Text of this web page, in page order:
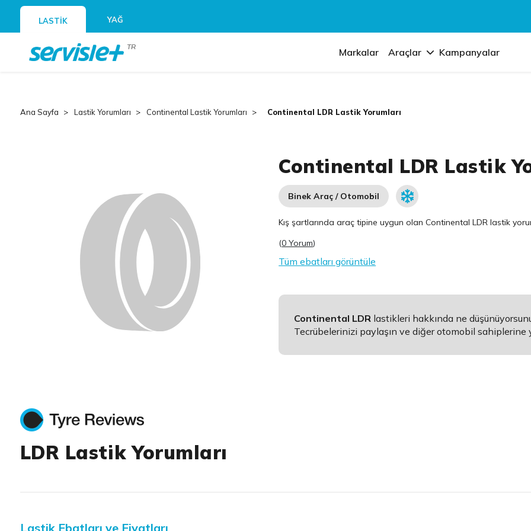
LASTİK YAĞ
TR Markalar Araçlar Kampanyalar
Ana Sayfa Lastik Yorumları Continental Lastik Yorumları Continental LDR Lastik Yorumları
Continental LDR Lastik
Binek Araç / Otomobil
Kış şartlarında araç tipine uygun olanContinental LDR lastik
(0 Yorum)
Tüm ebatları görüntüle
Continental LDR lastikleri hakkında ne
Tecrübelerinizi paylaşın ve diğer otomobil sahiplerine
LDR Lastik Yorumları
Lastik Ebatları ve Fiyatları